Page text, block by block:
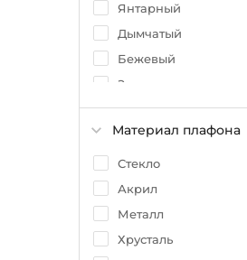
Янтарный
Дымчатый
Бежевый
Золото
Матовый
Желтый
Коричневый
Хром
Зеленый
Латунь
Материал плафона
Стекло
Акрил
Металл
Хрусталь